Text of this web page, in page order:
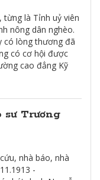
là Tỉnh uỷ viên
nông dân nghèo.
có lòng thương đã
có cơ hội được
cao đẳng Kỹ
sư Trương
nhà báo, nhà
-